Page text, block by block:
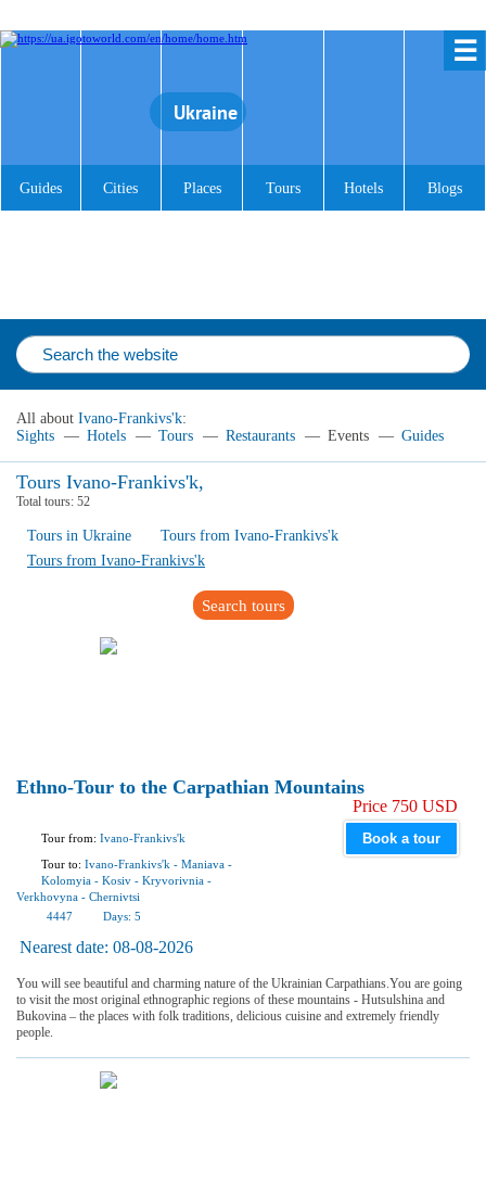
☰
Ukraine
Guides Cities Places Tours Hotels Blogs
All about Ivano-Frankivs'k:
Sights — Hotels — Tours — Restaurants — Events — Guides
Tours Ivano-Frankivs'k,
Total tours: 52
Tours in Ukraine
Tours from Ivano-Frankivs'k
Tours from Ivano-Frankivs'k
Search tours
Ethno-Tour to the Carpathian Mountains
Tour from: Ivano-Frankivs'k
Tour to: Ivano-Frankivs'k - Maniava -
Kolomyia - Kosiv - Kryvorivnia -
Verkhovyna - Chernivtsi
4447
Days: 5
Price 750 USD
Book a tour
Nearest date: 08-08-2026
You will see beautiful and charming nature of the Ukrainian Carpathians.You are going
to visit the most original ethnographic regions of these mountains - Hutsulshina and
Bukovina – the places with folk traditions, delicious cuisine and extremely friendly
people.